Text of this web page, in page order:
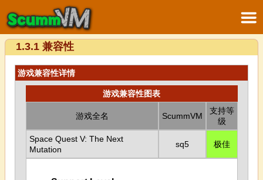
1.3.1 兼容性
游戏兼容性详情
游戏兼容性图表
游戏全名 ScummVM
支持等
级
Space Quest V: The Next
Mutation
sq5 极佳